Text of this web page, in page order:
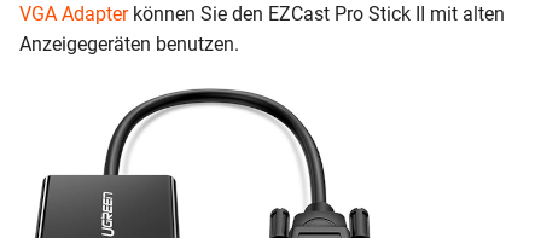
VGA Adapterkönnen Sie den EZCast Pro Stick II mit alten
Anzeigegeräten benutzen.